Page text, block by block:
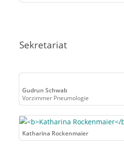
Sekretariat
Gudrun Schwab
Vorzimmer Pneumologie
Katharina Rockenmaier